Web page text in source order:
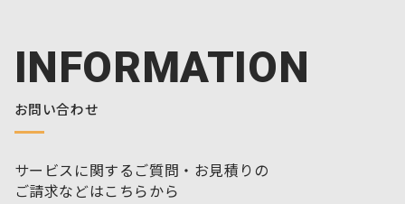
INFORMATION
お問い合わせ
サービスに関するご質問・お見積りの
ご請求などはこちらから